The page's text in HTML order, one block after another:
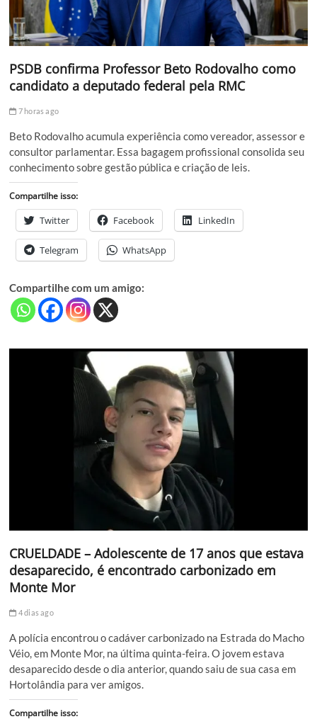
PSDB confirma Professor Beto Rodovalho como
candidato a deputado federal pela RMC
7 horas ago
Beto Rodovalho acumula experiência como vereador, assessor e
consultor parlamentar. Essa bagagem profissional consolida seu
conhecimento sobre gestão pública e criação de leis.
Compartilhe isso:
Twitter Facebook LinkedIn
Telegram WhatsApp
Compartilhe com um amigo:
CRUELDADE – Adolescente de 17 anos que estava
desaparecido, é encontrado carbonizado em
Monte Mor
4 dias ago
A polícia encontrou o cadáver carbonizado na Estrada do Macho
Véio, em Monte Mor, na última quinta-feira. O jovem estava
desaparecido desde o dia anterior, quando saiu de sua casa em
Hortolândia para ver amigos.
Compartilhe isso: